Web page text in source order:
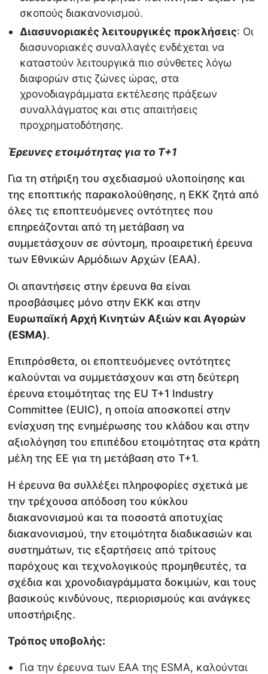
σκοπούς διακανονισμού.
Διασυνοριακές λειτουργικές προκλήσεις: Οι
διασυνοριακές συναλλαγές ενδέχεται να
καταστούν λειτουργικά πιο σύνθετες λόγω
διαφορών στις ζώνες ώρας, στα
χρονοδιαγράμματα εκτέλεσης πράξεων
συναλλάγματος και στις απαιτήσεις
προχρηματοδότησης.
Έρευνες ετοιμότητας για το Τ+1
Για τη στήριξη του σχεδιασμού υλοποίησης και
της εποπτικής παρακολούθησης, η ΕΚΚ ζητά από
όλες τις εποπτευόμενες οντότητες που
επηρεάζονται από τη μετάβαση να
συμμετάσχουν σε σύντομη, προαιρετική έρευνα
των Εθνικών Αρμόδιων Αρχών (ΕΑΑ).
Οι απαντήσεις στην έρευνα θα είναι
προσβάσιμες μόνο στην ΕΚΚ και στην
Ευρωπαϊκή Αρχή Κινητών Αξιών και Αγορών
(ESMA).
Επιπρόσθετα, οι εποπτευόμενες οντότητες
καλούνται να συμμετάσχουν και στη δεύτερη
έρευνα ετοιμότητας της EU T+1 Industry
Committee (EUIC), η οποία αποσκοπεί στην
ενίσχυση της ενημέρωσης του κλάδου και στην
αξιολόγηση του επιπέδου ετοιμότητας στα κράτη
μέλη της ΕΕ για τη μετάβαση στο Τ+1.
Η έρευνα θα συλλέξει πληροφορίες σχετικά με
την τρέχουσα απόδοση του κύκλου
διακανονισμού και τα ποσοστά αποτυχίας
διακανονισμού, την ετοιμότητα διαδικασιών και
συστημάτων, τις εξαρτήσεις από τρίτους
παρόχους και τεχνολογικούς προμηθευτές, τα
σχέδια και χρονοδιαγράμματα δοκιμών, και τους
βασικούς κινδύνους, περιορισμούς και ανάγκες
υποστήριξης.
Τρόπος υποβολής:
Για την έρευνα των ΕΑΑ της ESMA, καλούνται